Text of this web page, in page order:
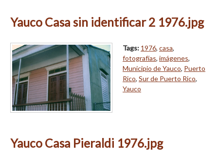
Yauco Casa sin identificar 2 1976.jpg
Tags: 1976, casa,
fotografías, imágenes,
Municipio de Yauco, Puerto
Rico, Sur de Puerto Rico,
Yauco
Yauco Casa Pieraldi 1976.jpg